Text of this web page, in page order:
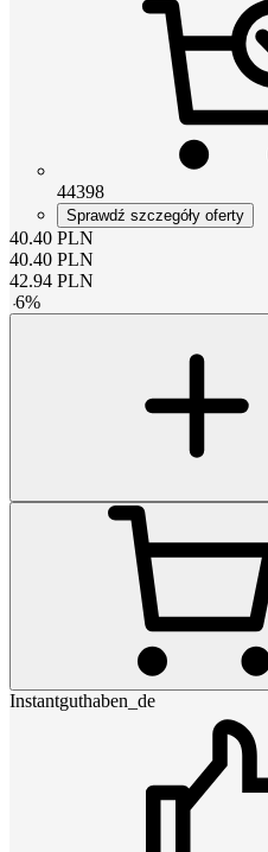
44398
Sprawdź szczegóły oferty
40.40 PLN
40.40 PLN
42.94 PLN
-6%
Instantguthaben_de